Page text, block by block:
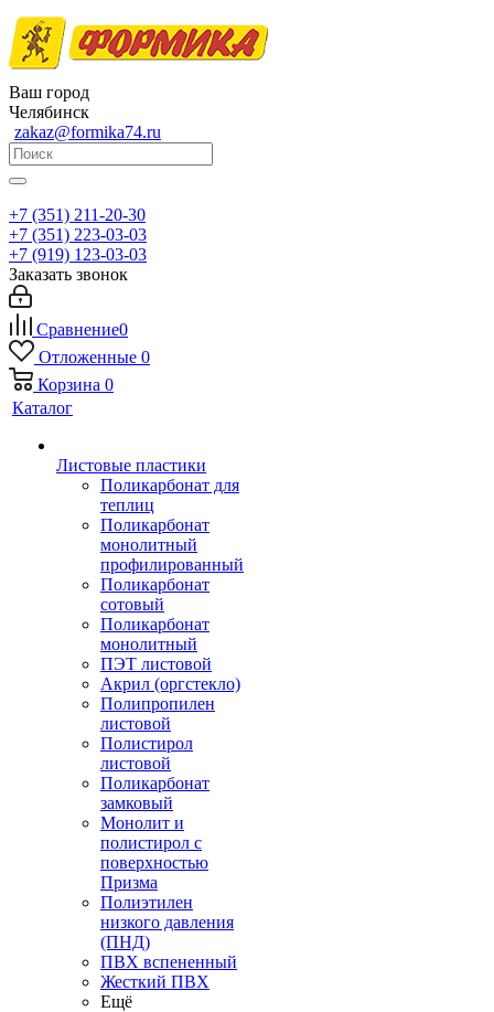
Ваш город
Челябинск
zakaz@formika74.ru
+7 (351) 211-20-30
+7 (351) 223-03-03
+7 (919) 123-03-03
Заказать звонок
Сравнение0
Отложенные 0
Корзина 0
Каталог
Листовые пластики
Поликарбонат для
теплиц
Поликарбонат
монолитный
профилированный
Поликарбонат
сотовый
Поликарбонат
монолитный
ПЭТ листовой
Акрил (оргстекло)
Полипропилен
листовой
Полистирол
листовой
Поликарбонат
замковый
Монолит и
полистирол с
поверхностью
Призма
Полиэтилен
низкого давления
(ПНД)
ПВХ вспененный
Жесткий ПВХ
Ещё